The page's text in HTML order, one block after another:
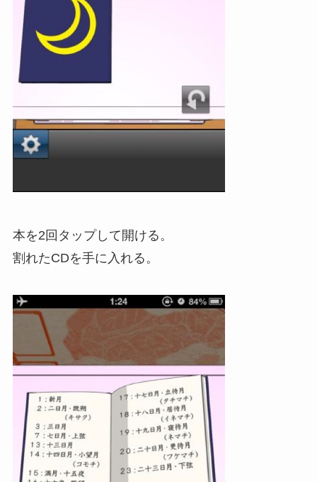
本を2回タップして開ける。
割れたCDを手に入れる。